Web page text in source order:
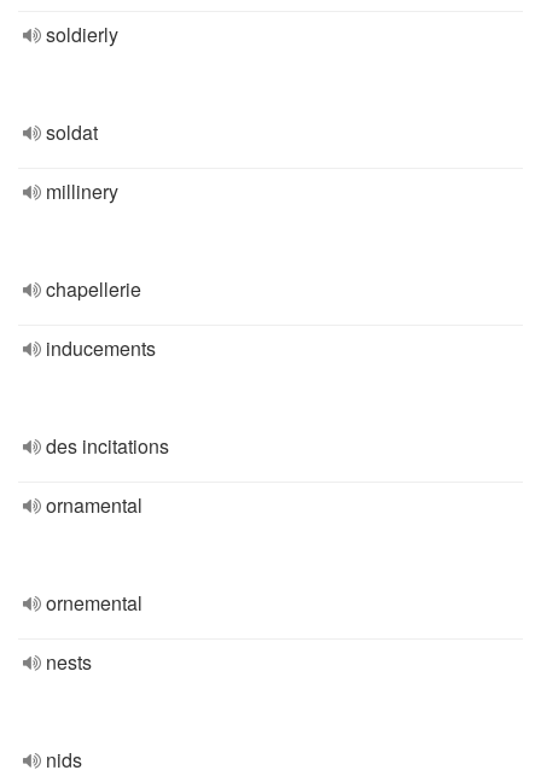
soldierly
soldat
millinery
chapellerie
inducements
des incitations
ornamental
ornemental
nests
nids